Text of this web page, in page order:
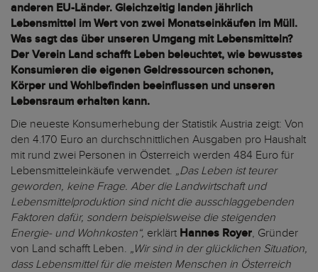
anderen EU-Länder. Gleichzeitig landen jährlich
Lebensmittel im Wert von zwei Monatseinkäufen im Müll.
Was sagt das über unseren Umgang mit Lebensmitteln?
Der Verein Land schafft Leben beleuchtet, wie bewusstes
Konsumieren die eigenen Geldressourcen schonen,
Körper und Wohlbefinden beeinflussen und unseren
Lebensraum erhalten kann.
Die neueste Konsumerhebung der Statistik Austria zeigt: Von
den 4.170 Euro an durchschnittlichen Ausgaben pro Haushalt
mit rund zwei Personen in Österreich werden 484 Euro für
Lebensmitteleinkäufe verwendet. „Das Leben ist teurer
geworden, keine Frage. Aber die Landwirtschaft und
Lebensmittelproduktion sind nicht die ausschlaggebenden
Faktoren dafür, sondern beispielsweise die steigenden
Energie- und Wohnkosten“, erklärt Hannes Royer, Gründer
von Land schafft Leben. „Wir sind in der glücklichen Situation,
dass Lebensmittel für die meisten Menschen in Österreich